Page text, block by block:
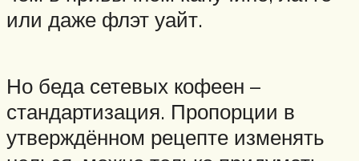
или даже флэт уайт.
Но беда сетевых кофеен –
стандартизация. Пропорции в
утверждённом рецепте изменять